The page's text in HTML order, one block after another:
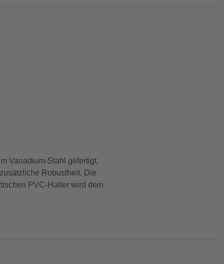
Vanadium-Stahl gefertigt,
Robustheit. Die
PVC-Halter wird dein